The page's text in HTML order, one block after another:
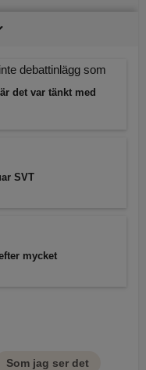
hur du signerar
debattinlägg som
det var tänkt med
SVT
mycket
Som jag ser det